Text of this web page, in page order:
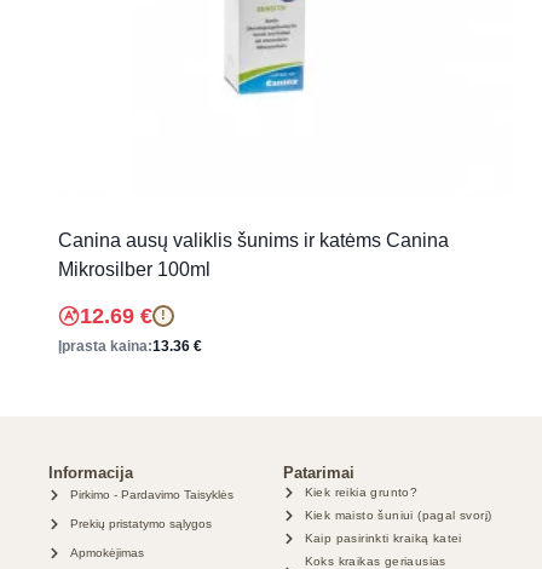
Canina ausų valiklis šunims ir katėms Canina
Mikrosilber 100ml
12.69 € !
Įprasta kaina:13.36 €
Informacija
Pirkimo - Pardavimo Taisyklės
Prekių pristatymo sąlygos
Apmokėjimas
Patarimai
Kiek reikia grunto?
Kiek maisto šuniui (pagal svorį)
Kaip pasirinkti kraiką katei
Koks kraikas geriausias